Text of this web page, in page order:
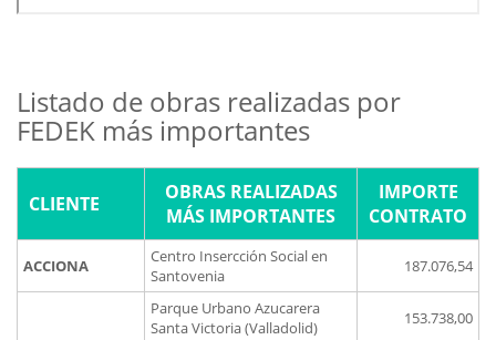
Listado de obras realizadas por
FEDEK más importantes
CLIENTE
OBRAS REALIZADAS
MÁS IMPORTANTES
IMPORTE
CONTRATO
ACCIONA
Centro Insercción Social en
Santovenia
187.076,54
Parque Urbano Azucarera
Santa Victoria (Valladolid)
153.738,00